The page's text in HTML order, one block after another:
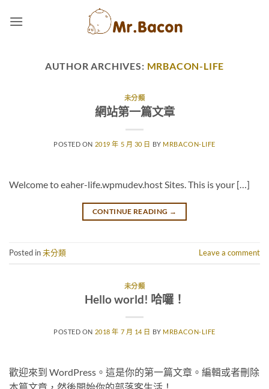
AUTHOR ARCHIVES: MRBACON-LIFE
未分類
網站第一篇文章
POSTED ON 2019 年 5 月 30 日 BY MRBACON-LIFE
Welcome to eaher-life.wpmudev.host Sites. This is your […]
CONTINUE READING →
Posted in未分類 Leave a comment
未分類
Hello world! 哈囉！
POSTED ON 2018 年 7 月 14 日 BY MRBACON-LIFE
歡迎來到 WordPress。這是你的第一篇文章。編輯或者刪除